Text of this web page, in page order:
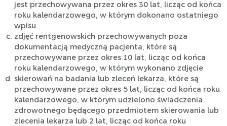
jest przechowywana przez okres 30 lat, licząc od końca
roku kalendarzowego, w którym dokonano ostatniego
wpisu
zdjęć rentgenowskich przechowywanych poza
dokumentacją medyczną pacjenta, które są
przechowywane przez okres 10 lat, licząc od końca
roku kalendarzowego, w którym wykonano zdjęcie
skierowań na badania lub zleceń lekarza, które są
przechowywane przez okres 5 lat, licząc od końca roku
kalendarzowego, w którym udzielono świadczenia
zdrowotnego będącego przedmiotem skierowania lub
zlecenia lekarza lub 2 lat, licząc od końca roku